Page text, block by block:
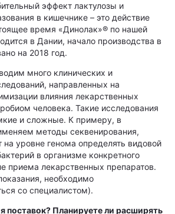
эффект лактулозы и
в кишечнике – это действие
время «Динолак»® по нашей
в Дании, начало производства в
на 2018 год.
много клинических и
направленных на
влияния лекарственных
человека. Такие исследования
и сложные. К примеру, в
методы секвенирования,
на уровне генома определять видовой
в организме конкретного
приема лекарственных препаратов.
необходимо
со специалистом).
поставок? Планируете ли расширять